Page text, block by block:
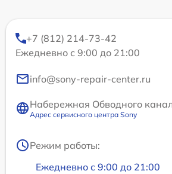
+7 (812) 214-73-42
Ежедневно с 9:00 до 21:00
info@sony-repair-center.ru
Набережная Обводного
Адрес сервисного центра Sony
Режим работы:
Ежедневно с 9:00 до 21:00